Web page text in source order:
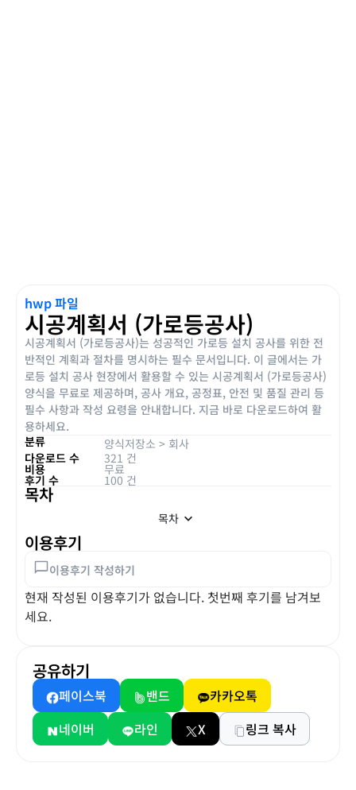
hwp 파일
시공계획서 (가로등공사)
시공계획서 (가로등공사)는 성공적인 가로등 설치 공사를 위한 전
반적인 계획과 절차를 명시하는 필수 문서입니다. 이 글에서는 가
로등 설치 공사 현장에서 활용할 수 있는 시공계획서 (가로등공사)
양식을 무료로 제공하며, 공사 개요, 공정표, 안전 및 품질 관리 등
필수 사항과 작성 요령을 안내합니다. 지금 바로 다운로드하여 활
용하세요.
분류
양식저장소 > 회사
다운로드 수
321 건
비용 무료
후기 수 100 건
목차
목차
이용후기
이용후기 작성하기
현재 작성된 이용후기가 없습니다. 첫번째 후기를 남겨보
세요.
공유하기
페이스북 밴드
카카오톡
네이버
라인 X 링크 복사